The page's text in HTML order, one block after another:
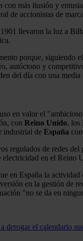
con más ilusión y
de accionistas de
llevaron la luz a
porque, siguiendo
autóctono y
del día con una
en valor el
con Reino Unido, los
industrial de España
regulados de redes
electricidad en el
en España la
en la gestión de
"no se da en